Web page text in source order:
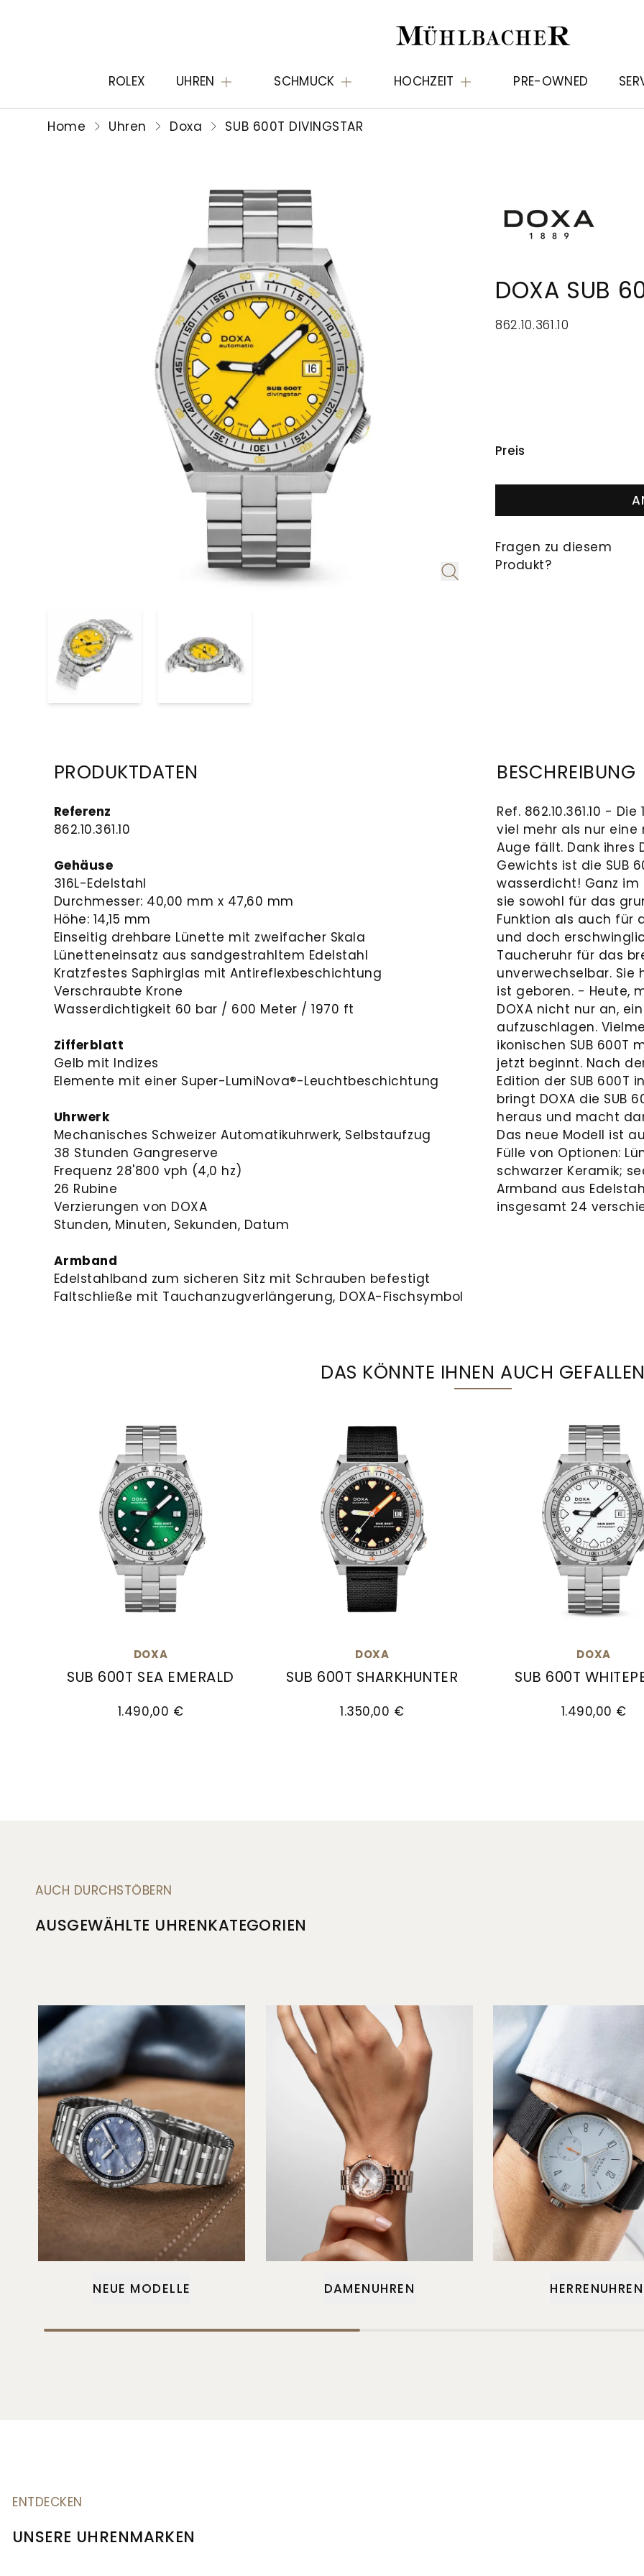
ROLEX UHREN SCHMUCK HOCHZEIT PRE-OWNED
Home Uhren Doxa SUB 600T DIVINGSTAR
DOXA SUB
862.10.361.10
Preis
Fragen zu diesem
Produkt?
PRODUKTDATEN
Referenz
862.10.361.10
Gehäuse
316L-Edelstahl
Durchmesser: 40,00 mm x 47,60 mm
Höhe: 14,15 mm
Einseitig drehbare Lünette mit zweifacher Skala
Lünetteneinsatz aus sandgestrahltem Edelstahl
Kratzfestes Saphirglas mit Antireflexbeschichtung
Verschraubte Krone
Wasserdichtigkeit 60 bar / 600 Meter / 1970 ft
Zifferblatt
Gelb mit Indizes
Elemente mit einer Super-LumiNova®-Leuchtbeschichtung
Uhrwerk
Mechanisches Schweizer Automatikuhrwerk, Selbstaufzug
38 Stunden Gangreserve
Frequenz 28'800 vph (4,0 hz)
26 Rubine
Verzierungen von DOXA
Stunden, Minuten, Sekunden, Datum
Armband
Edelstahlband zum sicheren Sitz mit Schrauben befestigt
Faltschließe mit Tauchanzugverlängerung, DOXA-Fischsymbol
BESCHREIBUNG
Ref. 862.10.361.10 -
viel mehr als nur eine
Auge fällt. Dank ihres
Gewichts ist die SUB
wasserdicht! Ganz
sie sowohl für das
Funktion als auch für
und doch
Taucheruhr für das
unverwechselbar. Sie
ist geboren. - Heute,
DOXA nicht nur an,
aufzuschlagen.
ikonischen SUB 600T
jetzt beginnt. Nach
Edition der SUB 600T
bringt DOXA die SUB
heraus und macht
Das neue Modell ist
Fülle von Optionen:
schwarzer Keramik;
Armband aus
insgesamt 24
DAS KÖNNTE IHNEN AUCH
DOXA
SUB 600T SEA EMERALD
1.490,00 €
DOXA
SUB 600T SHARKHUNTER
1.350,00 €
DOXA
SUB 600T
1.490,00 €
AUCH DURCHSTÖBERN
AUSGEWÄHLTE UHRENKATEGORIEN
NEUE MODELLE DAMENUHREN HERRENUHREN
ENTDECKEN
UNSERE UHRENMARKEN